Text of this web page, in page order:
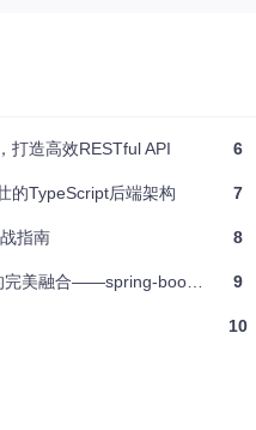
元测试和集成测试。
论讲解和实战指导。
，这个开源的【假期管理系统
打造高效RESTful API
TypeScript后端架构
指南
boot-clean-architecture-demo**
6
7
8
9
10